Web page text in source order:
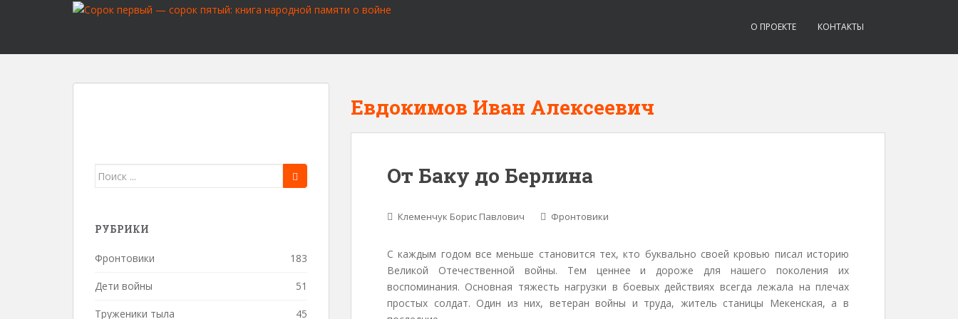
p
О ПРОЕКТЕ КОНТАКТЫ
Евдокимов Иван Алексеевич
От Баку до Берлина
Клеменчук Борис Павлович Фронтовики
С каждым годом все меньше становится тех, кто буквально своей кровью писал историю
Великой Отечественной войны. Тем ценнее и дороже для нашего поколения их
воспоминания. Основная тяжесть нагрузки в боевых действиях всегда лежала на плечах
простых солдат. Один из них, ветеран войны и труда, житель станицы Мекенская, а в
Поиск
РУБРИКИ
Фронтовики 183
Дети войны 51
Труженики тыла 45